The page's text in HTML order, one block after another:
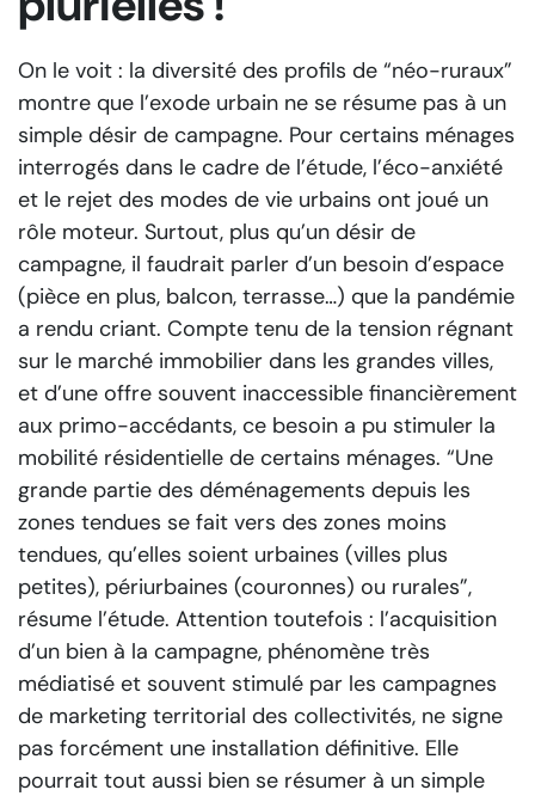
On le voit : la diversité des profils de “néo-ruraux”
montre que l’exode urbain ne se résume pas à un
simple désir de campagne. Pour certains ménages
interrogés dans le cadre de l’étude, l’éco-anxiété
et le rejet des modes de vie urbains ont joué un
rôle moteur. Surtout, plus qu’un désir de
campagne, il faudrait parler d’un besoin d’espace
(pièce en plus, balcon, terrasse…) que la pandémie
a rendu criant. Compte tenu de la tension régnant
sur le marché immobilier dans les grandes villes,
et d’une offre souvent inaccessible financièrement
aux primo-accédants, ce besoin a pu stimuler la
mobilité résidentielle de certains ménages. “Une
grande partie des déménagements depuis les
zones tendues se fait vers des zones moins
tendues, qu’elles soient urbaines (villes plus
petites), périurbaines (couronnes) ou rurales”,
résume l’étude. Attention toutefois : l’acquisition
d’un bien à la campagne, phénomène très
médiatisé et souvent stimulé par les campagnes
de marketing territorial des collectivités, ne signe
pas forcément une installation définitive. Elle
pourrait tout aussi bien se résumer à un simple